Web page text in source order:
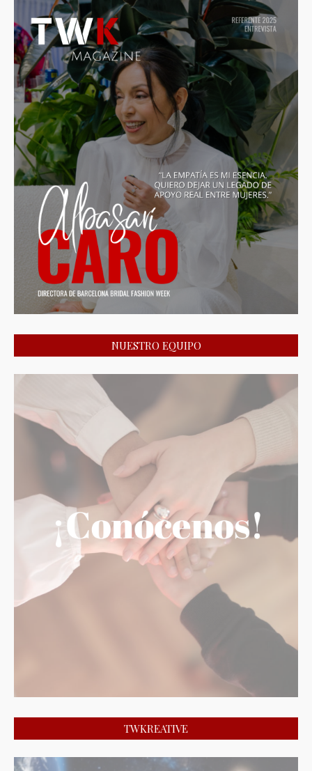
NUESTRO EQUIPO
TWKREATIVE